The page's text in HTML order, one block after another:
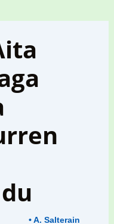
• A. Salterain